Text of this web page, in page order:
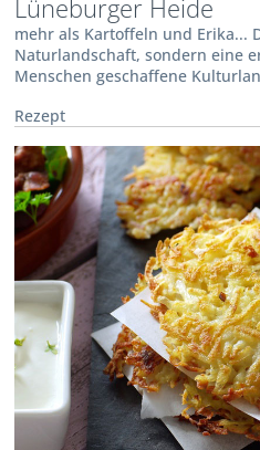
Lüneburger Heide
mehr als Kartoffeln und Erika...
Naturlandschaft, sondern eine
Menschen geschaffene
Rezept